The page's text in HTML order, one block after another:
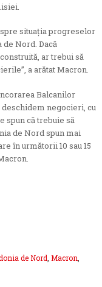
situația progreselor
Nord. Dacă
ar trebui să
a arătat Macron.
Balcanilor
negocieri, cu
spun că trebuie să
de Nord spun mai
în următorii 10 sau 15
de Nord Macron